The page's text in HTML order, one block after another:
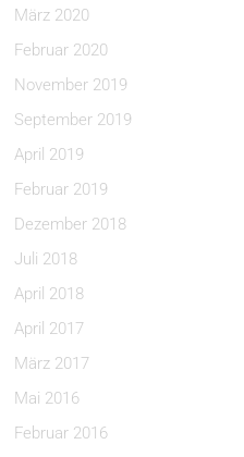
März 2020
Februar 2020
November 2019
September 2019
April 2019
Februar 2019
Dezember 2018
Juli 2018
April 2018
April 2017
März 2017
Mai 2016
Februar 2016